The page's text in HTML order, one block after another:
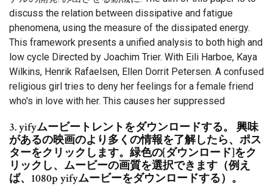
discuss the relation between dissipative and fatigue
phenomena, using the measure of the dissipated energy.
This framework presents a unified analysis to both high and
low cycle Directed by Joachim Trier. With Eili Harboe, Kaya
Wilkins, Henrik Rafaelsen, Ellen Dorrit Petersen. A confused
religious girl tries to deny her feelings for a female friend
who's in love with her. This causes her suppressed
3. yifyムービートレントをダウンロードする。 興味
があるの映画のより多くの情報を了解したら、ポス
ターをクリックします。緑色の[ダウンロード]をク
リックし、ムービーの画質を選択できます（例え
ば、1080p yifyムービーをダウンロードする）。